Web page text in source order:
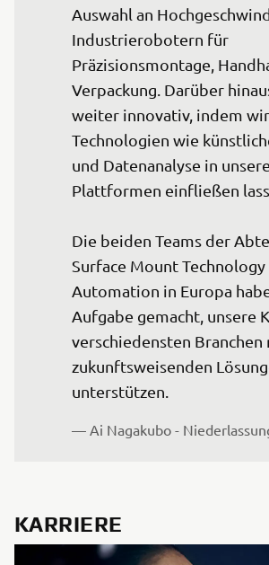
Auswahl an
Industrierobotern für
Präzisionsmontage,
Verpackung. Darüber
weiter innovativ, indem
Technologien wie
und Datenanalyse in unsere
Plattformen einfließen
Die beiden Teams der
Surface Mount
Automation in Europa
Aufgabe gemacht, unsere
verschiedensten Branchen
zukunftsweisenden
unterstützen.
— Ai Nagakubo -
KARRIERE